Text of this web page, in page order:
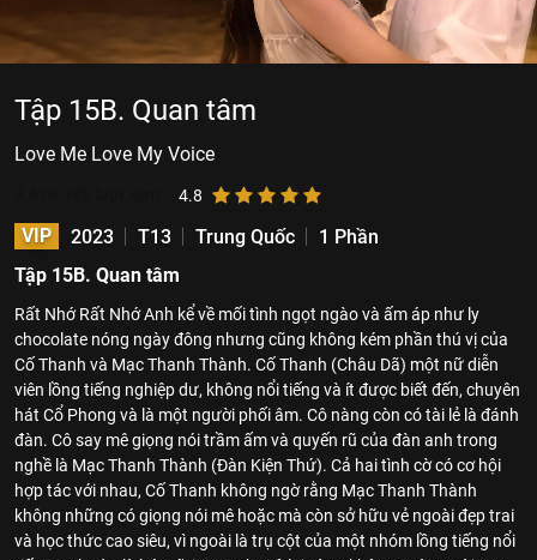
Tập 15B. Quan tâm
Love Me Love My Voice
4.8
VIP 2023 T13 Trung Quốc
1 Phần
Tập 15B. Quan tâm
Rất Nhớ Rất Nhớ Anh kể về mối tình ngọt ngào và ấm áp như ly
chocolate nóng ngày đông nhưng cũng không kém phần thú vị của
Cố Thanh và Mạc Thanh Thành. Cố Thanh (Châu Dã) một nữ diễn
viên lồng tiếng nghiệp dư, không nổi tiếng và ít được biết đến, chuyên
hát Cổ Phong và là một người phối âm. Cô nàng còn có tài lẻ là đánh
đàn. Cô say mê giọng nói trầm ấm và quyến rũ của đàn anh trong
nghề là Mạc Thanh Thành (Đàn Kiện Thứ). Cả hai tình cờ có cơ hội
hợp tác với nhau, Cố Thanh không ngờ rằng Mạc Thanh Thành
không những có giọng nói mê hoặc mà còn sở hữu vẻ ngoài đẹp trai
và học thức cao siêu, vì ngoài là trụ cột của một nhóm lồng tiếng nổi